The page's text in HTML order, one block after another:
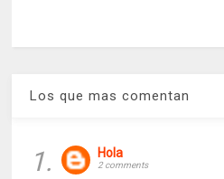
Los que mas comentan
1. Hola
2 comments